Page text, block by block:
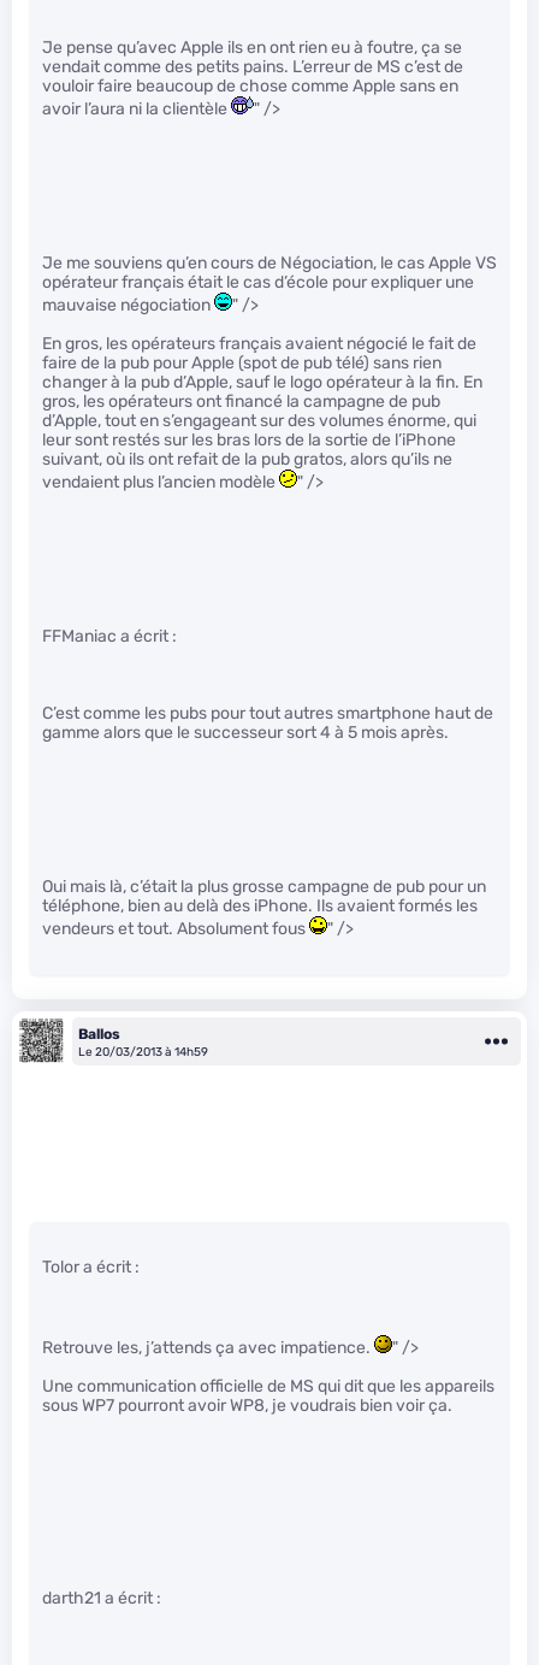
Je pense qu’avec Apple ils en ont rien eu à foutre, ça se
vendait comme des petits pains. L’erreur de MS c’est de
vouloir faire beaucoup de chose comme Apple sans en
avoir l’aura ni la clientèle
" />
Je me souviens qu’en cours de Négociation, le cas Apple VS
opérateur français était le cas d’école pour expliquer une
mauvaise négociation
" />
En gros, les opérateurs français avaient négocié le fait de
faire de la pub pour Apple (spot de pub télé) sans rien
changer à la pub d’Apple, sauf le logo opérateur à la fin. En
gros, les opérateurs ont financé la campagne de pub
d’Apple, tout en s’engageant sur des volumes énorme, qui
leur sont restés sur les bras lors de la sortie de l’iPhone
suivant, où ils ont refait de la pub gratos, alors qu’ils ne
vendaient plus l’ancien modèle
" />
FFManiac a écrit :
C’est comme les pubs pour tout autres smartphone haut de
gamme alors que le successeur sort 4 à 5 mois après.
Oui mais là, c’était la plus grosse campagne de pub pour un
téléphone, bien au delà des iPhone. Ils avaient formés les
vendeurs et tout. Absolument fous
" />
Ballos
Le 20/03/2013 à 14h59
Tolor a écrit :
Retrouve les, j’attends ça avec impatience.
" />
Une communication officielle de MS qui dit que les appareils
sous WP7 pourront avoir WP8, je voudrais bien voir ça.
darth21 a écrit :